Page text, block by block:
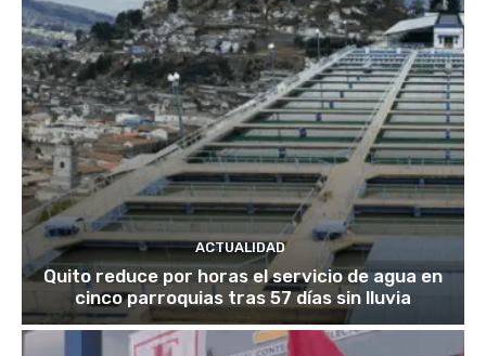
ACTUALIDAD
Quito reduce por horas el servicio de agua en
cinco parroquias tras 57 días sin lluvia